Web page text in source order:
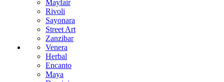
Mayfair
Rivoli
Sayonara
Street Art
Zanzibar
Venera
Herbal
Encanto
Maya